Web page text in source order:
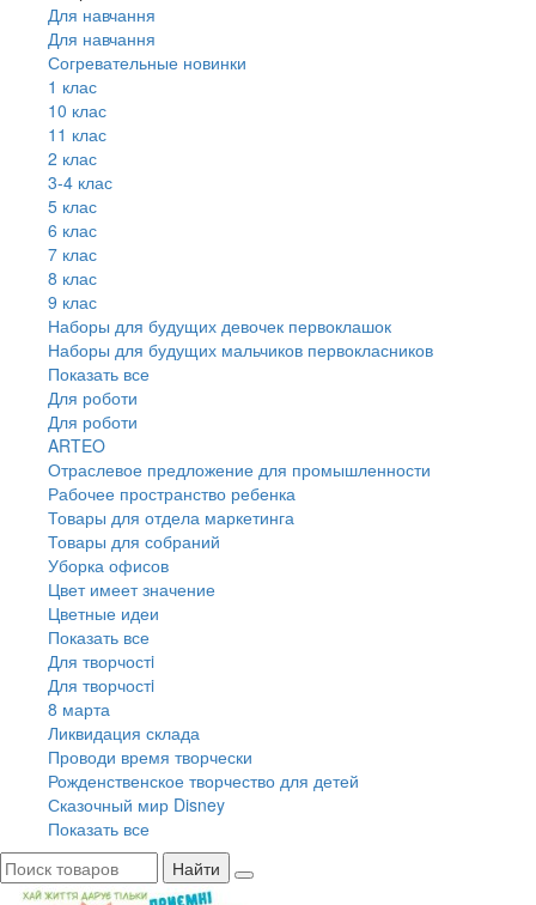
Для навчання
Для навчання
Согревательные новинки
1 клас
10 клас
11 клас
2 клас
3-4 клас
5 клас
6 клас
7 клас
8 клас
9 клас
Наборы для будущих девочек первоклашок
Наборы для будущих мальчиков первокласников
Показать все
Для роботи
Для роботи
ARTEO
Отраслевое предложение для промышленности
Рабочее пространство ребенка
Товары для отдела маркетинга
Товары для собраний
Уборка офисов
Цвет имеет значение
Цветные идеи
Показать все
Для творчостi
Для творчостi
8 марта
Ликвидация склада
Проводи время творчески
Рожденственское творчество для детей
Сказочный мир Disney
Показать все
Найти